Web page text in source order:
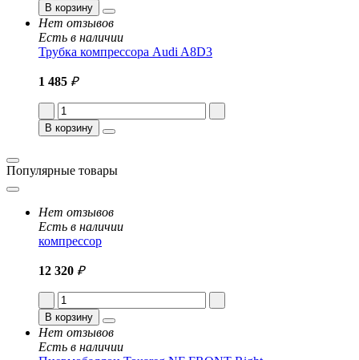
В корзину
Нет отзывов
Есть в наличии
Трубка компрессора Audi A8D3
1 485 ₽
В корзину
Популярные товары
Нет отзывов
Есть в наличии
компрессор
12 320 ₽
В корзину
Нет отзывов
Есть в наличии